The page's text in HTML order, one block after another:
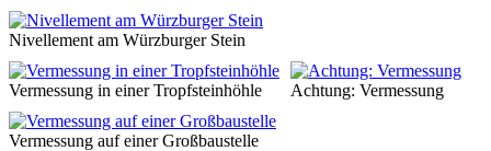
Nivellement am Würzburger Stein
Vermessung in einer Tropfsteinhöhle Achtung: Vermessung
Vermessung auf einer Großbaustelle